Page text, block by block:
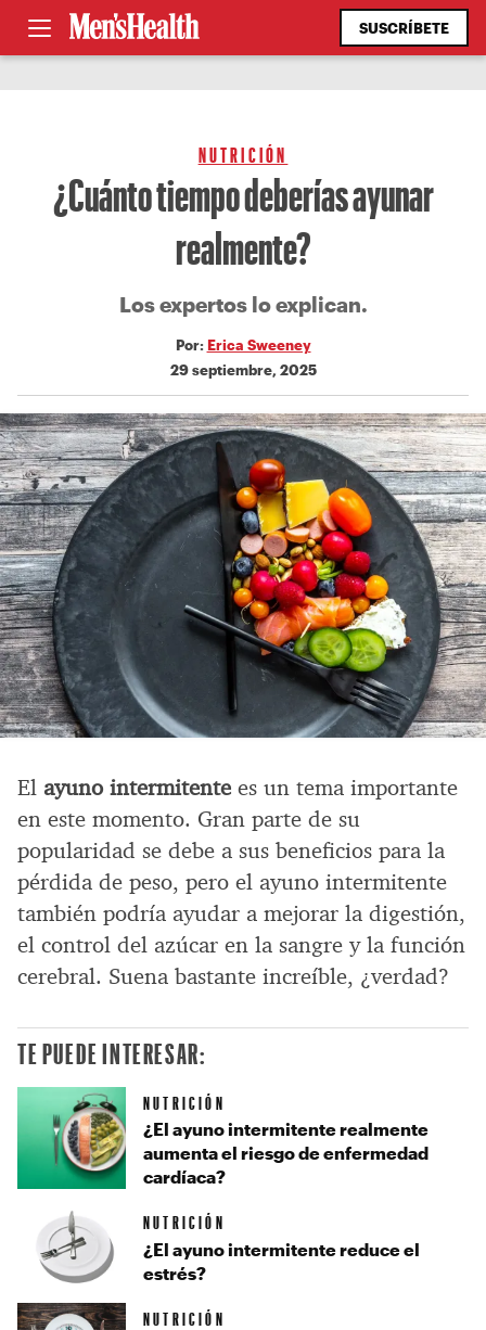
SUSCRÍBETE
NUTRICIÓN
¿Cuánto tiempo deberías ayunar
realmente?
Los expertos lo explican.
Por: Erica Sweeney
29 septiembre, 2025
El ayuno intermitente es un tema importante
en este momento. Gran parte de su
popularidad se debe a sus beneficios para la
pérdida de peso, pero el ayuno intermitente
también podría ayudar a mejorar la digestión,
el control del azúcar en la sangre y la función
cerebral. Suena bastante increíble, ¿verdad?
TE PUEDE INTERESAR:
NUTRICIÓN
¿El ayuno intermitente realmente
aumenta el riesgo de enfermedad
cardíaca?
NUTRICIÓN
¿El ayuno intermitente reduce el
estrés?
NUTRICIÓN